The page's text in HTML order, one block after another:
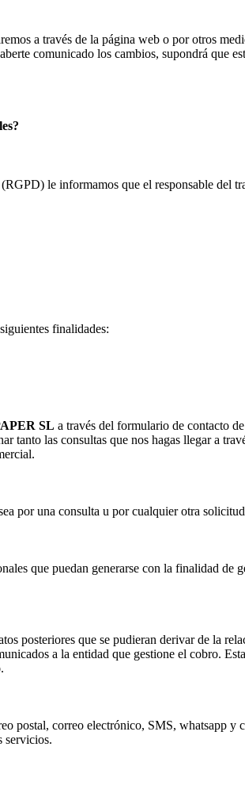
a través de la página web o por otros
comunicado los cambios, supondrá que
le informamos que el responsable del
finalidades:
SL a través del formulario de contacto
tanto las consultas que nos hagas llegar a
por una consulta u por cualquier otra
que puedan generarse con la finalidad
posteriores que se pudieran derivar de la
a la entidad que gestione el cobro.
postal, correo electrónico, SMS, whatsapp
servicios.